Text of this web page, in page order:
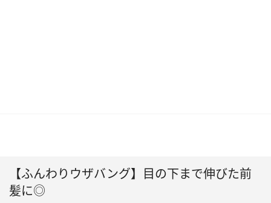
【ふんわりウザバング】目の下まで伸びた前
髪に◎